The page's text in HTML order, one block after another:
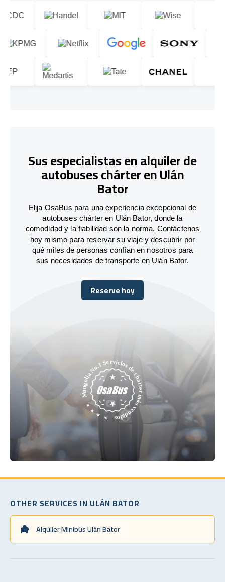
Sus especialistas en alquiler de
autobuses chárter en Ulán
Bator
Elija OsaBus para una experiencia excepcional de
autobuses chárter en Ulán Bator, donde la
comodidad y la fiabilidad son la norma. Contáctenos
hoy mismo para reservar su viaje y descubrir por
qué miles de personas confían en nosotros para
sus necesidades de transporte en Ulán Bator.
Reserve hoy
Reserve hoy
OTHER SERVICES IN ULÁN BATOR
Alquiler Minibús Ulán Bator